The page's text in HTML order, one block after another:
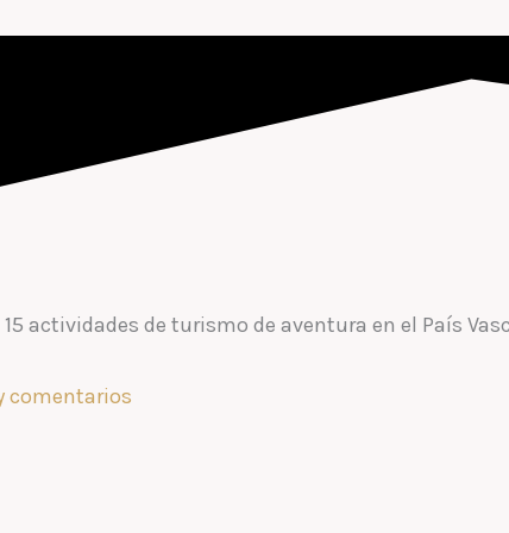
15 actividades de turismo de aventura en el País
comentarios